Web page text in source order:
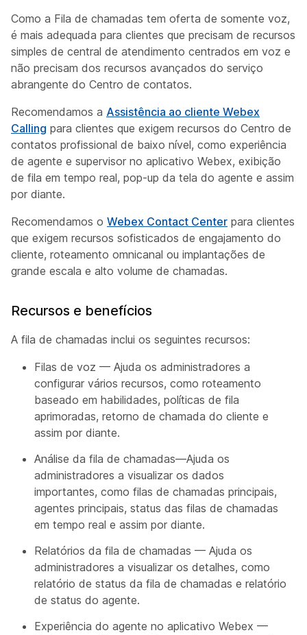
Como a Fila de chamadas tem oferta de somente voz,
é mais adequada para clientes que precisam de recursos
simples de central de atendimento centrados em voz e
não precisam dos recursos avançados do serviço
abrangente do Centro de contatos.
Recomendamos a Assistência ao cliente Webex
Calling para clientes que exigem recursos do Centro de
contatos profissional de baixo nível, como experiência
de agente e supervisor no aplicativo Webex, exibição
de fila em tempo real, pop-up da tela do agente e assim
por diante.
Recomendamos o Webex Contact Center para clientes
que exigem recursos sofisticados de engajamento do
cliente, roteamento omnicanal ou implantações de
grande escala e alto volume de chamadas.
Recursos e benefícios
A fila de chamadas inclui os seguintes recursos:
Filas de voz — Ajuda os administradores a
configurar vários recursos, como roteamento
baseado em habilidades, políticas de fila
aprimoradas, retorno de chamada do cliente e
assim por diante.
Análise da fila de chamadas—Ajuda os
administradores a visualizar os dados
importantes, como filas de chamadas principais,
agentes principais, status das filas de chamadas
em tempo real e assim por diante.
Relatórios da fila de chamadas — Ajuda os
administradores a visualizar os detalhes, como
relatório de status da fila de chamadas e relatório
de status do agente.
Experiência do agente no aplicativo Webex —